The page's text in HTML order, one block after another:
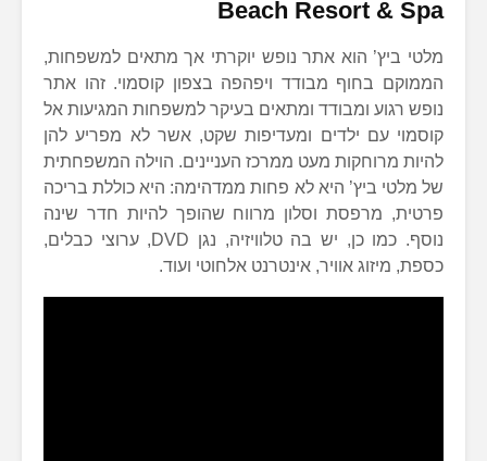
Beach Resort & Spa
מלטי ביץ’ הוא אתר נופש יוקרתי אך מתאים למשפחות,
הממוקם בחוף מבודד ויפהפה בצפון קוסמוי. זהו אתר
נופש רגוע ומבודד ומתאים בעיקר למשפחות המגיעות אל
קוסמוי עם ילדים ומעדיפות שקט, אשר לא מפריע להן
להיות מרוחקות מעט ממרכז העניינים. הוילה המשפחתית
של מלטי ביץ’ היא לא פחות ממדהימה: היא כוללת בריכה
פרטית, מרפסת וסלון מרווח שהופך להיות חדר שינה
נוסף. כמו כן, יש בה טלוויזיה, נגן DVD, ערוצי כבלים,
כספת, מיזוג אוויר, אינטרנט אלחוטי ועוד.